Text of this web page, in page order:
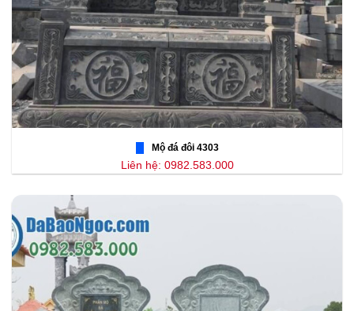
Mộ đá đôi 4303
Liên hệ: 0982.583.000